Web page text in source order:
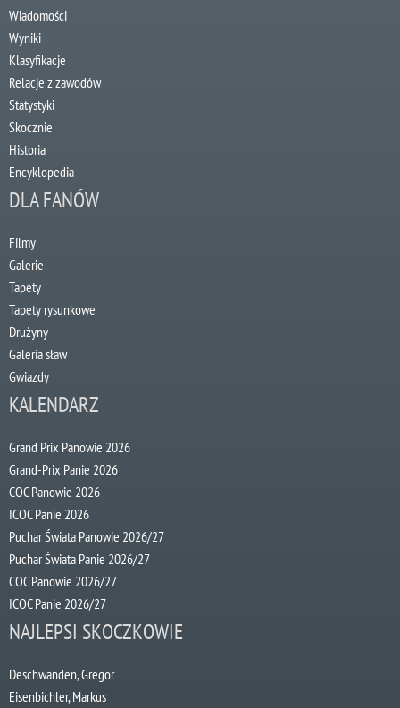
Wiadomości
Wyniki
Klasyfikacje
Relacje z zawodów
Statystyki
Skocznie
Historia
Encyklopedia
DLA FANÓW
Filmy
Galerie
Tapety
Tapety rysunkowe
Drużyny
Galeria sław
Gwiazdy
KALENDARZ
Grand Prix Panowie 2026
Grand-Prix Panie 2026
COC Panowie 2026
ICOC Panie 2026
Puchar Świata Panowie 2026/27
Puchar Świata Panie 2026/27
COC Panowie 2026/27
ICOC Panie 2026/27
NAJLEPSI SKOCZKOWIE
Deschwanden, Gregor
Eisenbichler, Markus